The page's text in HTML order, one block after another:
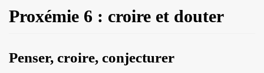
BOUTIQUE
ALPHABET GRATUIT
Proxémie 6 : croire et douter
Penser, croire, conjecturer